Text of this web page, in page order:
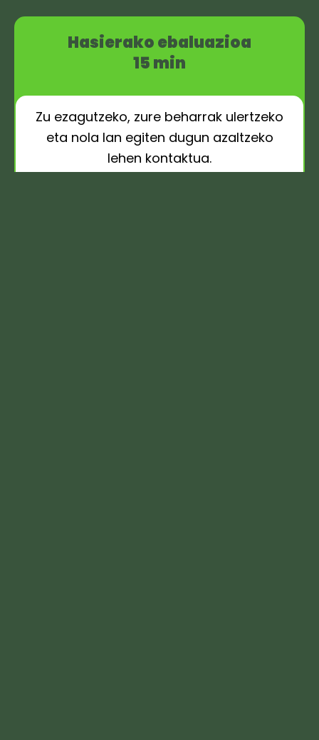
Hasierako ebaluazioa
15 min
Zu ezagutzeko, zure beharrak ulertzeko
eta nola lan egiten dugun azaltzeko
lehen kontaktua.